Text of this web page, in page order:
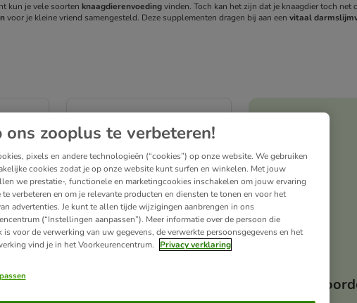
kun je vele soorten knaagdierenvoedingvinden. Toch kan het zijn dat je knaagdier toch net
voor je kleine vriend samengesteld. Deze supplementen dragen bij aan een vitaal
Jouw
ons zooplus te verbeteren!
pixels en andere technologieën (“cookies”) op onze website. We gebruiken
cookies zodat je op onze website kunt surfen en winkelen. Met jouw
we prestatie-, functionele en marketingcookies inschakelen om jouw ervaring
verbeteren en om je relevante producten en diensten te tonen en voor het
advertenties. Je kunt te allen tijde wijzigingen aanbrengen in ons
(“Instellingen aanpassen”). Meer informatie over de persoon die
voor de verwerking van uw gegevens, de verwerkte persoonsgegevens en het
vind je in het Voorkeurencentrum.
Privacy verklaring